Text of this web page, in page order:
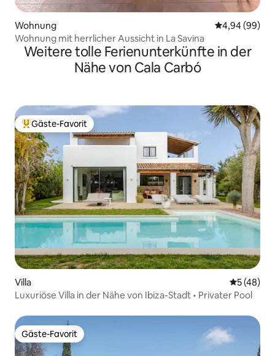
Wohnung
4,94 (99)
Wohnung mit herrlicher Aussicht in La Savina
Weitere tolle Ferienunterkünfte in der
Nähe von Cala Carbó
Beliebter Gäste-Favorit.
Gäste-Favorit
Villa
5 (48)
Luxuriöse Villa in der Nähe von Ibiza-Stadt • Privater Pool
Gäste-Favorit
Gäste-Favorit